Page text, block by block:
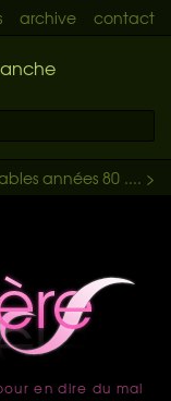
archive contact
années 80 .... >
en dire du mal